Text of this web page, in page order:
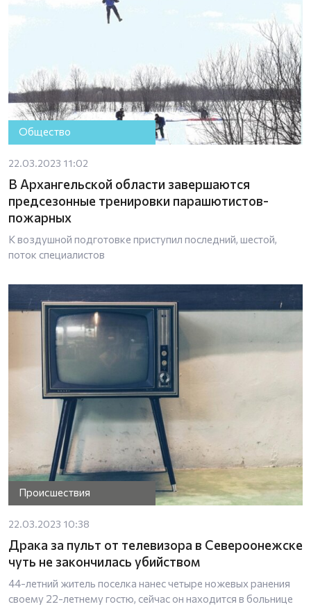
Общество
22.03.2023 11:02
В Архангельской области завершаются
предсезонные тренировки парашютистов-
пожарных
К воздушной подготовке приступил последний, шестой,
поток специалистов
Происшествия
22.03.2023 10:38
Драка за пульт от телевизора в Североонежске
чуть не закончилась убийством
44-летний житель поселка нанес четыре ножевых ранения
своему 22-летнему гостю, сейчас он находится в больнице